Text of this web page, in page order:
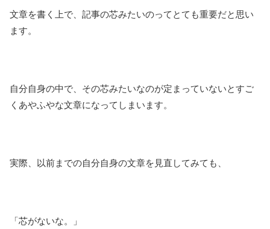
文章を書く上で、記事の芯みたいのってとても重要だと思い
ます。
自分自身の中で、その芯みたいなのが定まっていないとすご
くあやふやな文章になってしまいます。
実際、以前までの自分自身の文章を見直してみても、
「芯がないな。」